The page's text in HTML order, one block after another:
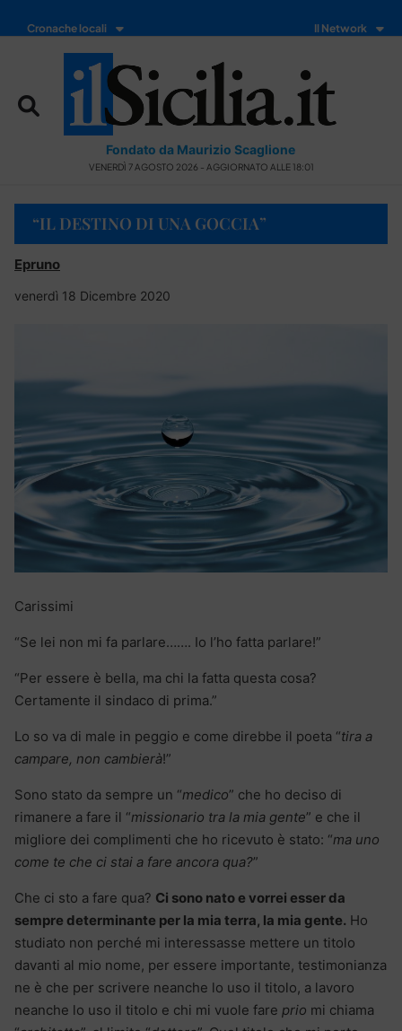
Cronache locali Il Network
Fondato da Maurizio Scaglione
VENERDÌ 7 AGOSTO 2026 - AGGIORNATO ALLE 18:01
“IL DESTINO DI UNA GOCCIA”
Epruno
venerdì 18 Dicembre 2020
Carissimi
“Se lei non mi fa parlare……. Io l’ho fatta parlare!”
“Per essere è bella, ma chi la fatta questa cosa?
Certamente il sindaco di prima.”
Lo so va di male in peggio e come direbbe il poeta “tira a
campare, non cambierà!”
Sono stato da sempre un “medico” che ho deciso di
rimanere a fare il “missionario tra la mia gente” e che il
migliore dei complimenti che ho ricevuto è stato: “ma uno
come te che ci stai a fare ancora qua?”
Che ci sto a fare qua? Ci sono nato e vorrei esser da
sempre determinante per la mia terra, la mia gente. Ho
studiato non perché mi interessasse mettere un titolo
davanti al mio nome, per essere importante, testimonianza
ne è che per scrivere neanche lo uso il titolo, a lavoro
neanche lo uso il titolo e chi mi vuole fare prio mi chiama